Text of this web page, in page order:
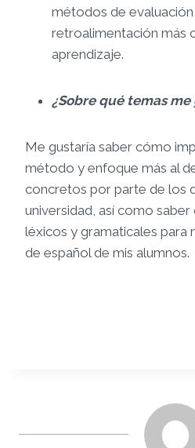
métodos de
retroalimentación más
aprendizaje.
¿Sobre qué temas
Me gustaría saber cómo
método y enfoque más al
concretos por parte de los
universidad, así como
léxicos y gramaticales para
de español de mis alumnos.